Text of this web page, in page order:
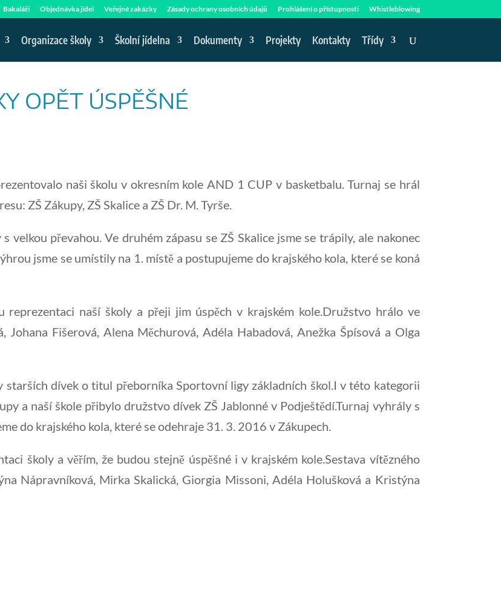
Bakaláři Objednávka jídel Veřejné zakázky Zásady ochrany osobních údajů Prohlášení o přístupnosti Whistleblowing
Organizace školy Školní jídelna Dokumenty Projekty Kontakty Třídy
OPĚT ÚSPĚŠNÉ
naši školu v okresním kole AND 1 CUP v basketbalu. Turnaj se hrál
ZŠ Zákupy, ZŠ Skalice a ZŠ Dr. M. Tyrše.
velkou převahou. Ve druhém zápasu se ZŠ Skalice jsme se trápily, ale nakonec
jsme se umístily na 1. místě a postupujeme do krajského kola, které se koná
reprezentaci naší školy a přeji jim úspěch v krajském kole.Družstvo hrálo ve
Johana Fišerová, Alena Měchurová, Adéla Habadová, Anežka Špísová a Olga
starších dívek o titul přeborníka Sportovní ligy základních škol.I v této kategorii
a naší škole přibylo družstvo dívek ZŠ Jablonné v Podještědí.Turnaj vyhrály s
do krajského kola, které se odehraje 31. 3. 2016 v Zákupech.
školy a věřím, že budou stejně úspěšné i v krajském kole.Sestava vítězného
Nápravníková, Mirka Skalická, Giorgia Missoni, Adéla Holušková a Kristýna